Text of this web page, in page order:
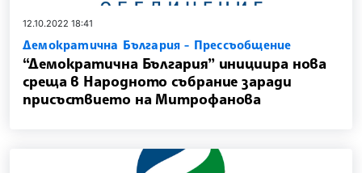
12.10.2022 18:41
Демократична България - Прессъобщение
“Демократична България” инициира нова
среща в Народното събрание заради
присъствието на Митрофанова